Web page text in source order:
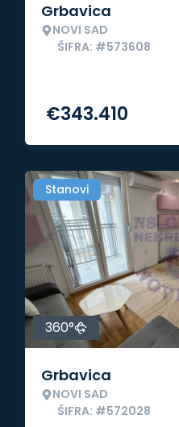
Grbavica
NOVI SAD
ŠIFRA: #573608
€343.410
Stanovi
360°
Grbavica
NOVI SAD
ŠIFRA: #572028